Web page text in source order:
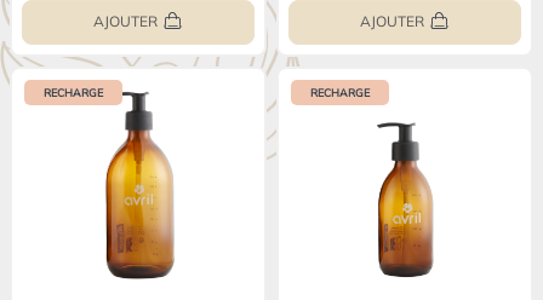
AJOUTER AJOUTER
RECHARGE RECHARGE